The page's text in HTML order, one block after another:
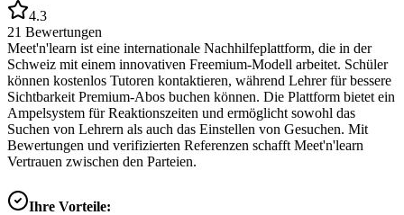
4.3
21 Bewertungen
Meet'n'learn ist eine internationale Nachhilfeplattform, die in der
Schweiz mit einem innovativen Freemium-Modell arbeitet. Schüler
können kostenlos Tutoren kontaktieren, während Lehrer für bessere
Sichtbarkeit Premium-Abos buchen können. Die Plattform bietet ein
Ampelsystem für Reaktionszeiten und ermöglicht sowohl das
Suchen von Lehrern als auch das Einstellen von Gesuchen. Mit
Bewertungen und verifizierten Referenzen schafft Meet'n'learn
Vertrauen zwischen den Parteien.
Ihre Vorteile: